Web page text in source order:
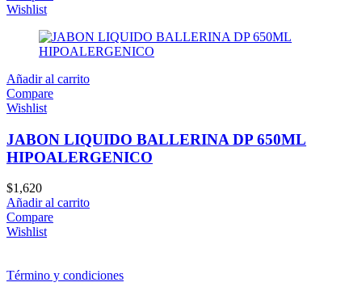
Wishlist
Añadir al carrito
Compare
Wishlist
JABON LIQUIDO BALLERINA DP 650ML
HIPOALERGENICO
$1,620
Añadir al carrito
Compare
Wishlist
Término y condiciones